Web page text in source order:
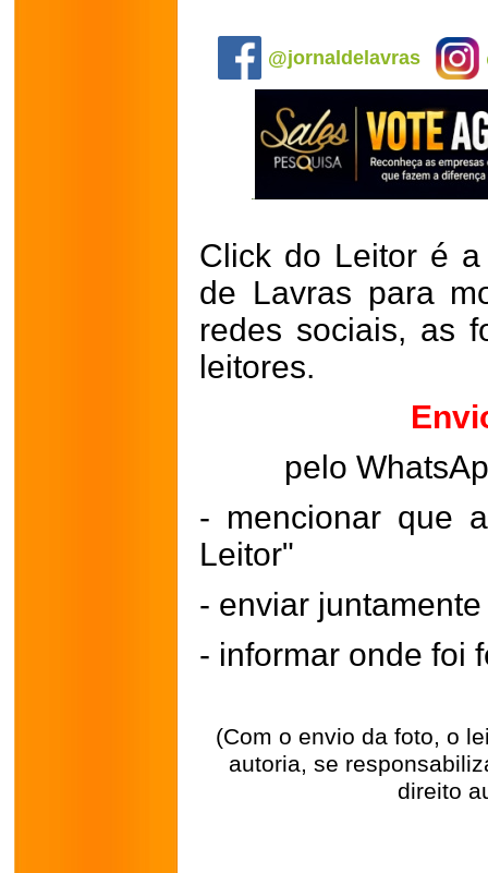
@jornaldelavras
Click do Leitor é
de Lavras para
redes sociais, as
leitores.
pelo
- mencionar que
Leitor"
- enviar
- informar onde foi
(Com o envio da foto, o
autoria, se
direito